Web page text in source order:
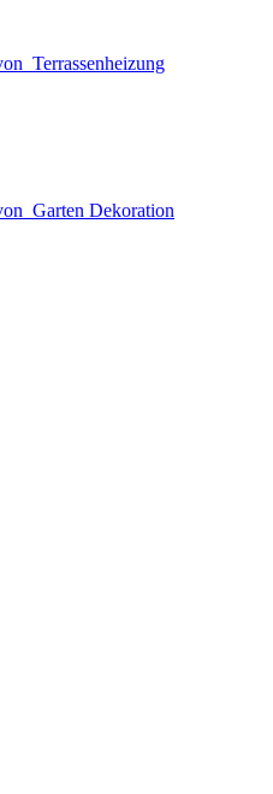
Terrassenheizung
Garten Dekoration